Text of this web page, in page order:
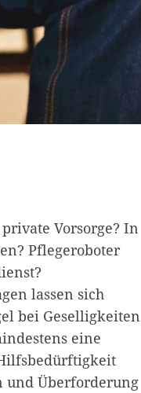
Vorsorge? In
Pflegeroboter
lassen sich
bei Geselligkeiten
eine
und Überforderung